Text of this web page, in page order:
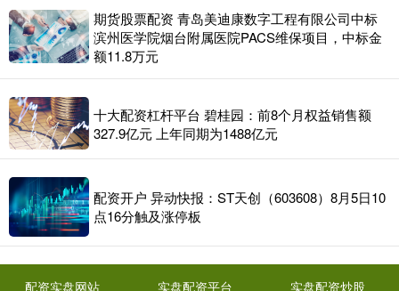
期货股票配资 青岛美迪康数字工程有限公司中标
滨州医学院烟台附属医院PACS维保项目，中标金
额11.8万元
十大配资杠杆平台 碧桂园：前8个月权益销售额
327.9亿元 上年同期为1488亿元
配资开户 异动快报：ST天创（603608）8月5日10
点16分触及涨停板
配资实盘网站 实盘配资平台 实盘配资炒股